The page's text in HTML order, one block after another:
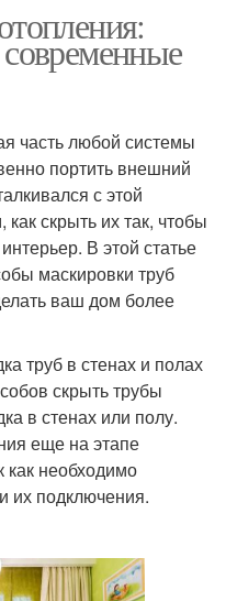
часть любой системы
портить внешний
с этой
скрыть их так, чтобы
В этой статье
маскировки труб
ваш дом более
труб в стенах и полах
скрыть трубы
в стенах или полу.
еще на этапе
как необходимо
их подключения.